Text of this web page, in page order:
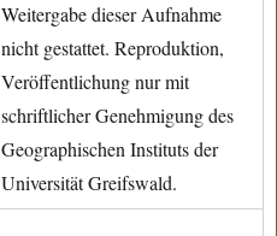
Weitergabe dieser Aufnahme
nicht gestattet. Reproduktion,
Veröffentlichung nur mit
schriftlicher Genehmigung des
Geographischen Instituts der
Universität Greifswald.